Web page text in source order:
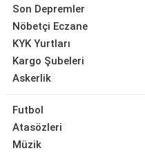
Son Depremler
Nöbetçi Eczane
KYK Yurtları
Kargo Şubeleri
Askerlik
Futbol
Atasözleri
Müzik